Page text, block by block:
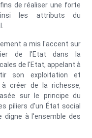
de réaliser une forte
les attributs du
a mis l'accent sur
de l'Etat dans la
de l'Etat, appelant à
son exploitation et
créer de la richesse,
sur le principe du
piliers d'un État social
à l'ensemble des